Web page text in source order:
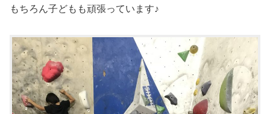
もちろん子どもも頑張っています♪